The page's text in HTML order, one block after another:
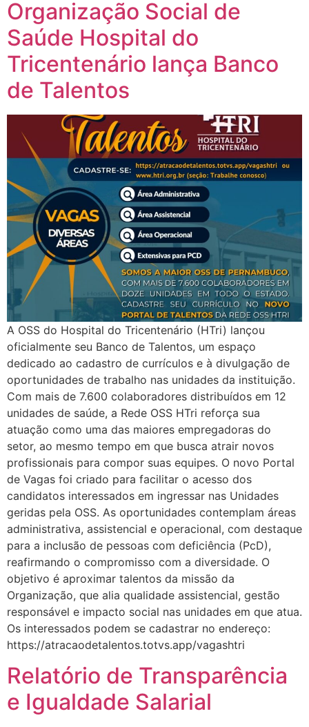
Organização Social de
Saúde Hospital do
Tricentenário lança Banco
de Talentos
A OSS do Hospital do Tricentenário (HTri) lançou
oficialmente seu Banco de Talentos, um espaço
dedicado ao cadastro de currículos e à divulgação de
oportunidades de trabalho nas unidades da instituição.
Com mais de 7.600 colaboradores distribuídos em 12
unidades de saúde, a Rede OSS HTri reforça sua
atuação como uma das maiores empregadoras do
setor, ao mesmo tempo em que busca atrair novos
profissionais para compor suas equipes. O novo Portal
de Vagas foi criado para facilitar o acesso dos
candidatos interessados em ingressar nas Unidades
geridas pela OSS. As oportunidades contemplam áreas
administrativa, assistencial e operacional, com destaque
para a inclusão de pessoas com deficiência (PcD),
reafirmando o compromisso com a diversidade. O
objetivo é aproximar talentos da missão da
Organização, que alia qualidade assistencial, gestão
responsável e impacto social nas unidades em que atua.
Os interessados podem se cadastrar no endereço:
https://atracaodetalentos.totvs.app/vagashtri
Relatório de Transparência
e Igualdade Salarial